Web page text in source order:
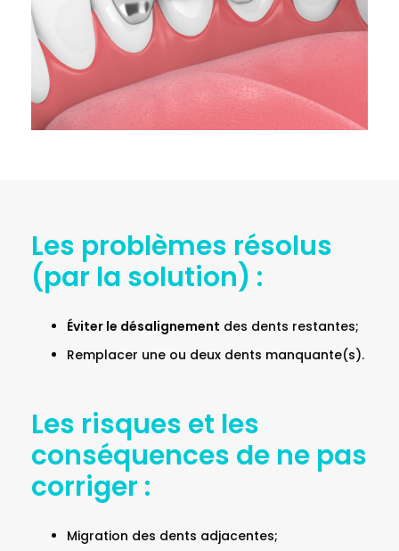
Les problèmes résolus
(par la solution) :
Éviter le désalignement des dents restantes;
Remplacer une ou deux dents manquante(s).
Les risques et les
conséquences de ne pas
corriger :
Migration des dents adjacentes;